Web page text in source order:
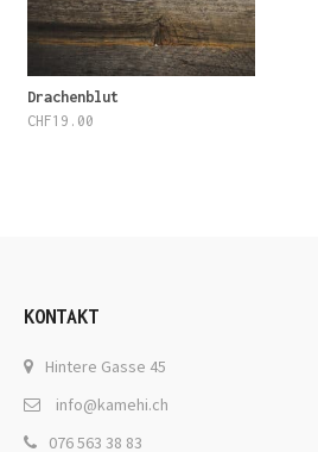
Drachenblut
CHF19.00
KONTAKT
Hintere Gasse 45
info@kamehi.ch
076 563 38 83